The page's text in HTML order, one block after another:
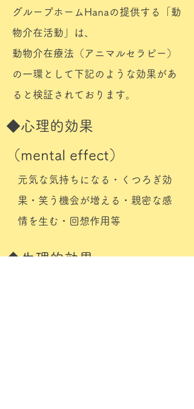
グループホームHanaの提供する「動
物介在活動」は、
​動物介在療法（アニマルセラピー）
の一環として下記のような効果があ
ると検証されております。
​◆心理的効果
（mental effect）
​元気な気持ちになる・くつろぎ効
果・笑う機会が増える・親密な感
情を生む・回想作用等
​◆生理的効果